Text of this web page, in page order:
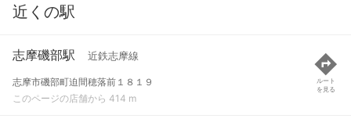
近くの駅
志摩磯部駅 近鉄志摩線
志摩市磯部町迫間穂落前１８１９
このページの店舗から 414 m
ルート
を見る